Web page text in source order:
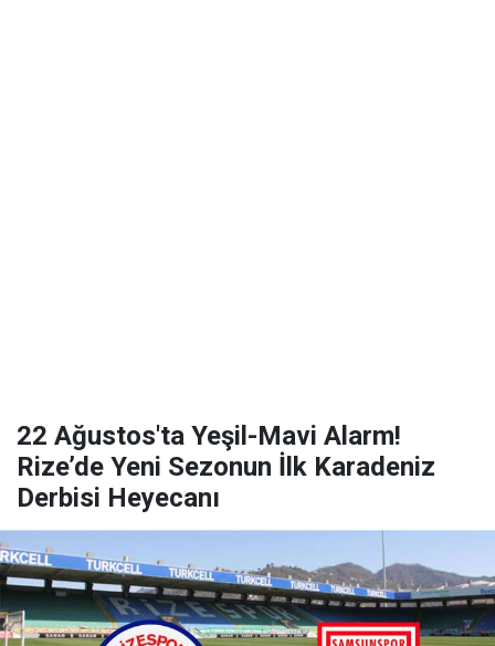
22 Ağustos'ta Yeşil-Mavi Alarm!
Rize’de Yeni Sezonun İlk Karadeniz
Derbisi Heyecanı